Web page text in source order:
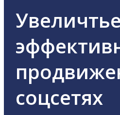
Увеличтье
соцсетях